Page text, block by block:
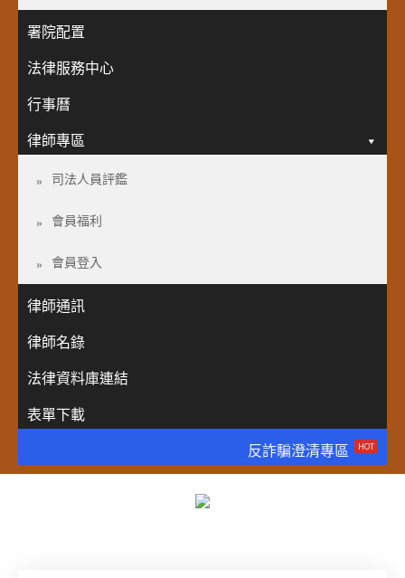
署院配置
法律服務中心
行事曆
律師專區
司法人員評鑑
會員福利
會員登入
律師通訊
律師名錄
法律資料庫連結
表單下載
反詐騙澄清專區
HOT